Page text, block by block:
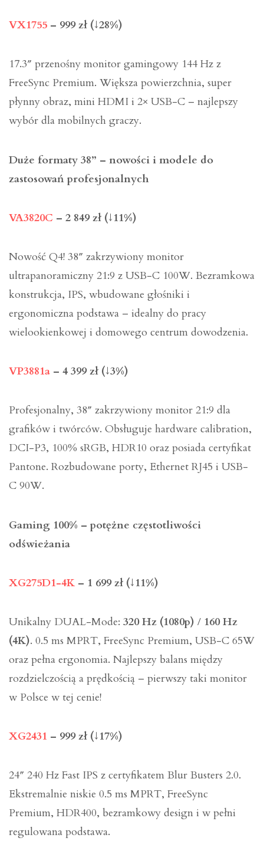
VX1755 – 999 zł (↓28%)
17.3″ przenośny monitor gamingowy 144 Hz z
FreeSync Premium. Większa powierzchnia, super
płynny obraz, mini HDMI i 2× USB-C – najlepszy
wybór dla mobilnych graczy.
Duże formaty 38” – nowości i modele do
zastosowań profesjonalnych
VA3820C – 2 849 zł (↓11%)
Nowość Q4! 38″ zakrzywiony monitor
ultrapanoramiczny 21:9 z USB-C 100W. Bezramkowa
konstrukcja, IPS, wbudowane głośniki i
ergonomiczna podstawa – idealny do pracy
wielookienkowej i domowego centrum dowodzenia.
VP3881a – 4 399 zł (↓3%)
Profesjonalny, 38″ zakrzywiony monitor 21:9 dla
grafików i twórców. Obsługuje hardware calibration,
DCI-P3, 100% sRGB, HDR10 oraz posiada certyfikat
Pantone. Rozbudowane porty, Ethernet RJ45 i USB-
C 90W.
Gaming 100% – potężne częstotliwości
odświeżania
XG275D1-4K – 1 699 zł (↓11%)
Unikalny DUAL-Mode: 320 Hz (1080p) / 160 Hz
(4K). 0.5 ms MPRT, FreeSync Premium, USB-C 65W
oraz pełna ergonomia. Najlepszy balans między
rozdzielczością a prędkością – pierwszy taki monitor
w Polsce w tej cenie!
XG2431 – 999 zł (↓17%)
24″ 240 Hz Fast IPS z certyfikatem Blur Busters 2.0.
Ekstremalnie niskie 0.5 ms MPRT, FreeSync
Premium, HDR400, bezramkowy design i w pełni
regulowana podstawa.